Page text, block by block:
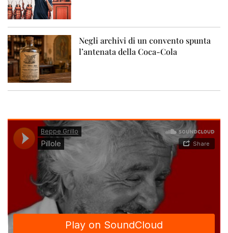
Negli archivi di un convento spunta
l’antenata della Coca-Cola